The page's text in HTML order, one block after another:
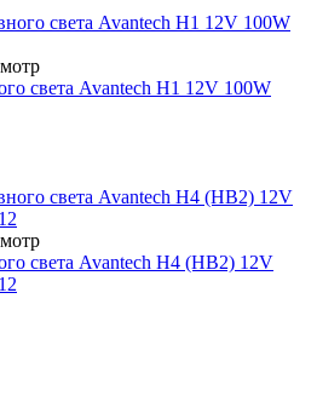
света Avantech H1 12V 100W
света Avantech H4 (HB2) 12V